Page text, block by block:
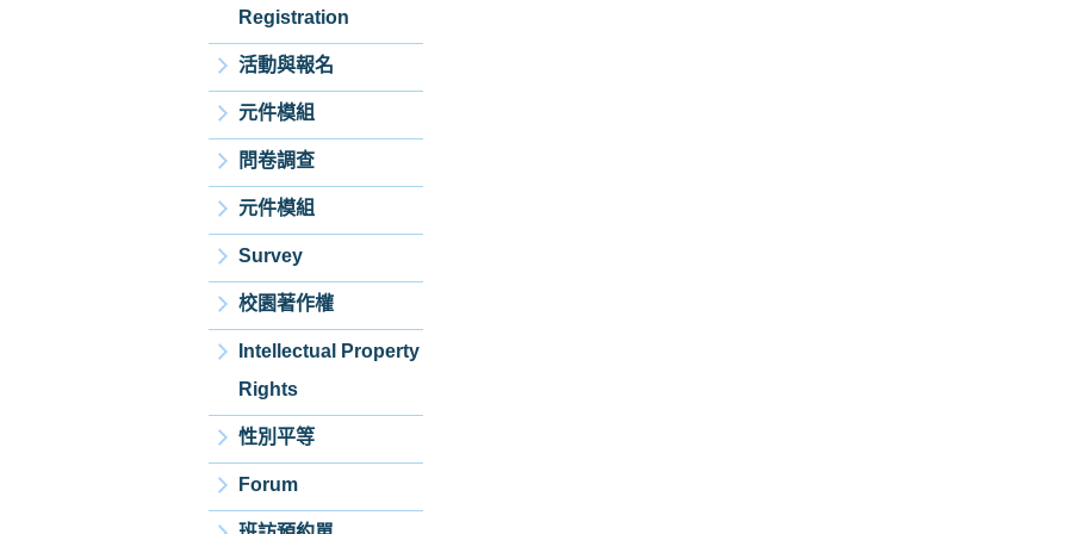
Registration
活動與報名
元件模組
問卷調查
元件模組
Survey
校園著作權
Intellectual Property
Rights
性別平等
Forum